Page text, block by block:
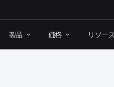
製品 価格 リソース